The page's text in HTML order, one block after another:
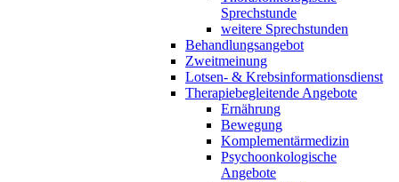
Sprechstunde
weitere Sprechstunden
Behandlungsangebot
Zweitmeinung
Lotsen- & Krebsinformationsdienst
Therapiebegleitende Angebote
Ernährung
Bewegung
Komplementärmedizin
Psychoonkologische
Angebote